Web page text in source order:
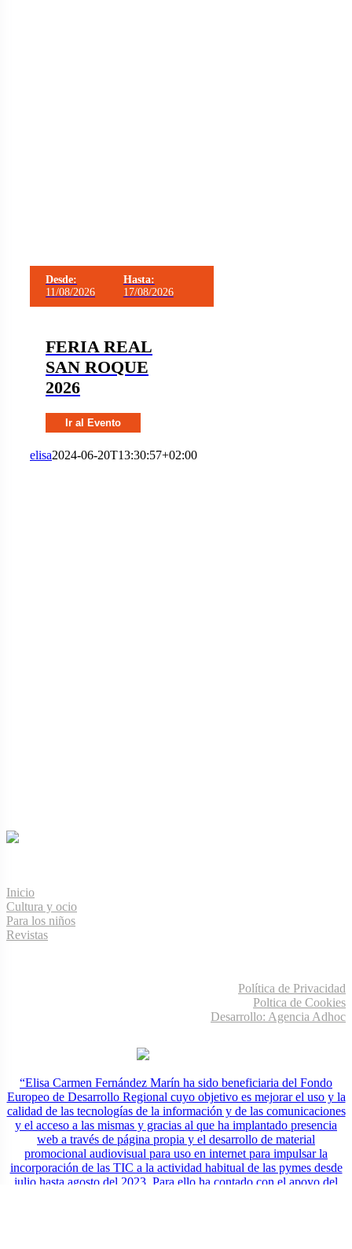
Desde:
11/08/2026
Hasta:
17/08/2026
FERIA REAL
SAN ROQUE
2026
Ir al Evento
elisa2024-06-20T13:30:57+02:00
Inicio
Cultura y ocio
Para los niños
Revistas
Política de Privacidad
Poltica de Cookies
Desarrollo: Agencia Adhoc
“Elisa Carmen Fernández Marín ha sido beneficiaria del Fondo
Europeo de Desarrollo Regional cuyo objetivo es mejorar el uso y la
calidad de las tecnologías de la información y de las comunicaciones
y el acceso a las mismas y gracias al que ha implantado presencia
web a través de página propia y el desarrollo de material
promocional audiovisual para uso en internet para impulsar la
incorporación de las TIC a la actividad habitual de las pymes desde
julio hasta agosto del 2023. Para ello ha contado con el apoyo del